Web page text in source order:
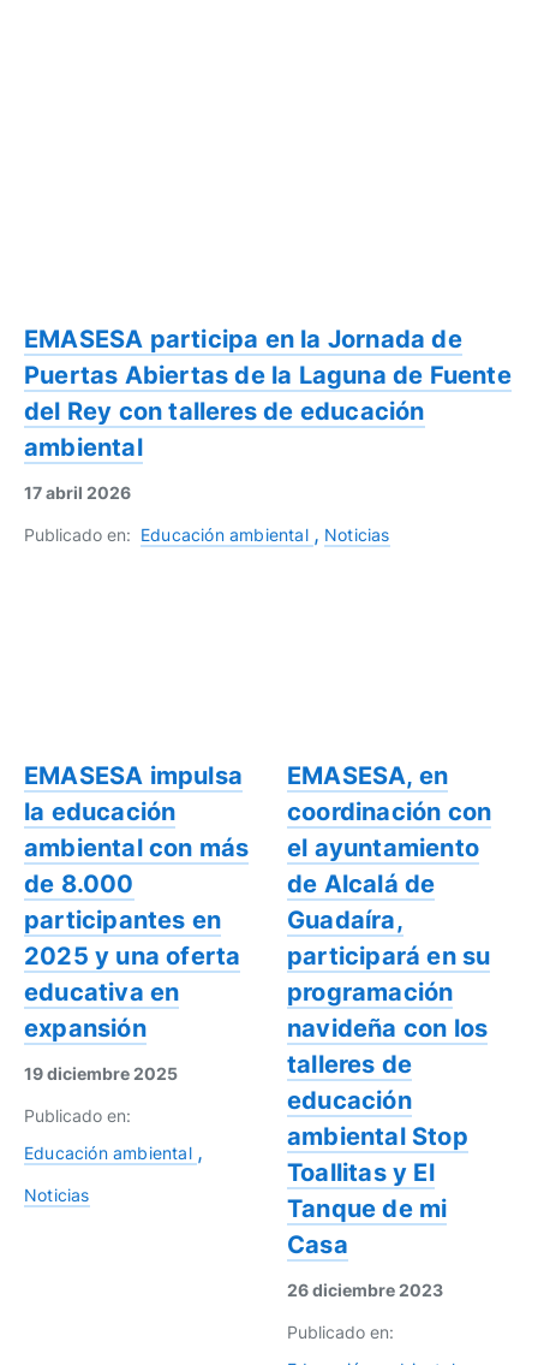
EMASESA participa en la Jornada de
Puertas Abiertas de la Laguna de Fuente
del Rey con talleres de educación
ambiental
17 abril 2026
Publicado en: Educación ambiental Noticias
EMASESA impulsa
la educación
ambiental con más
de 8.000
participantes en
2025 y una oferta
educativa en
expansión
19 diciembre 2025
Publicado en:
Educación ambiental
Noticias
EMASESA, en
coordinación con
el ayuntamiento
de Alcalá de
Guadaíra,
participará en su
programación
navideña con los
talleres de
educación
ambiental Stop
Toallitas y El
Tanque de mi
Casa
26 diciembre 2023
Publicado en: